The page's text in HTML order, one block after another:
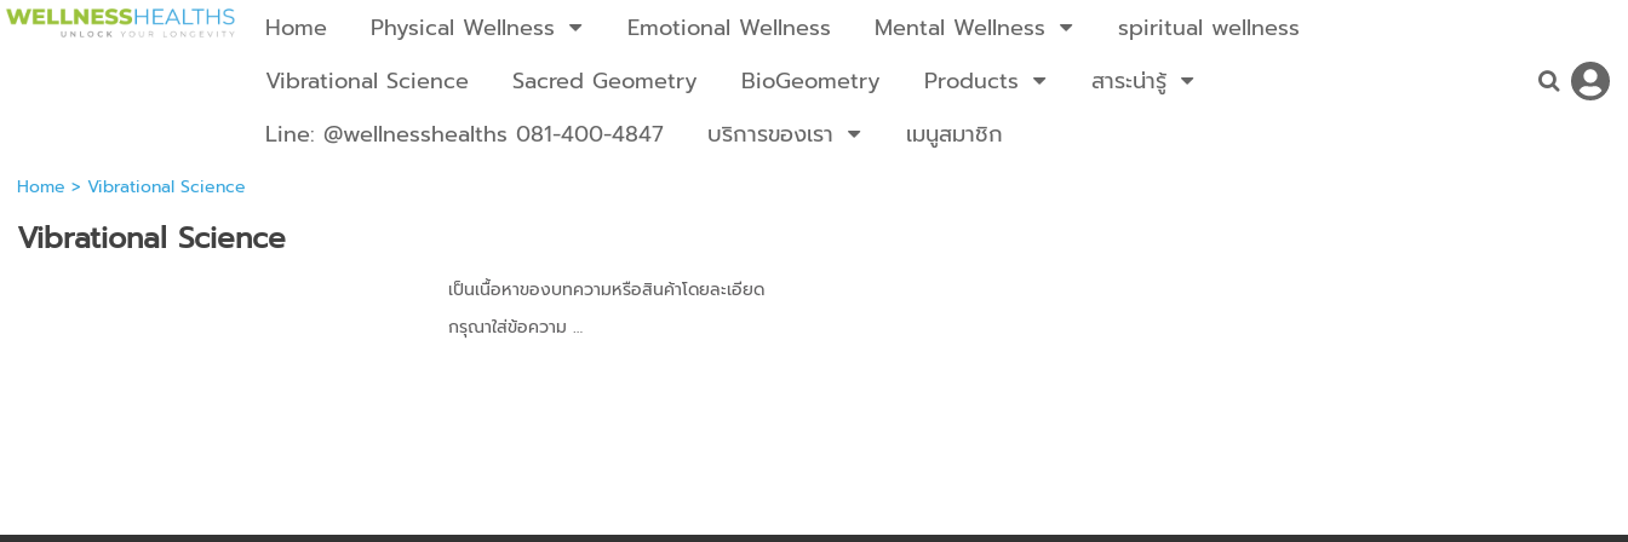
Home Physical Wellness Emotional Wellness Mental Wellness
spiritual wellness
Vibrational Science
Sacred Geometry BioGeometry Products
สาระน่ารู้
Line: @wellnesshealths 081-400-4847
บริการของเรา เมนูสมาชิก
Home > Vibrational Science
Vibrational Science
เป็นเนื้อหาของบทความหรือสินค้าโดยละเอียด
กรุณาใส่ข้อความ …